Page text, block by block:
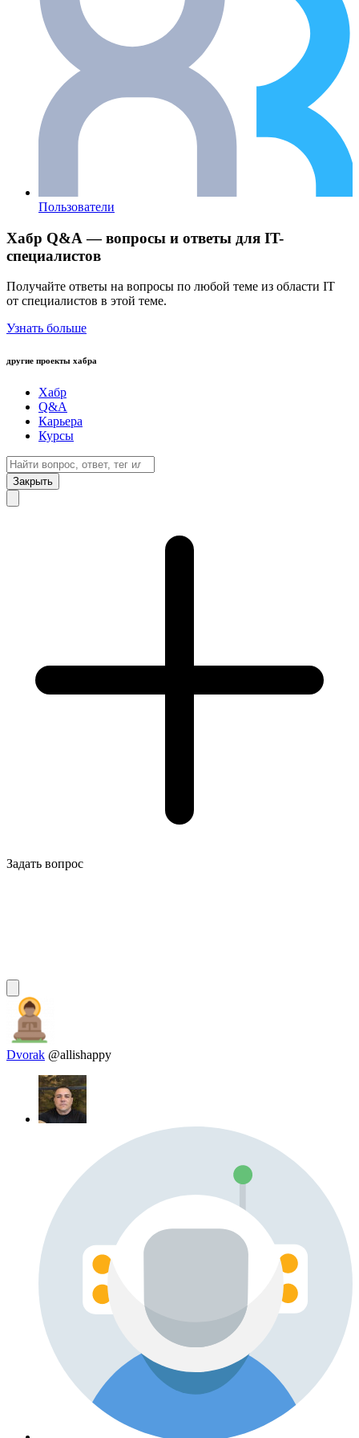
Пользователи
Хабр Q&A — вопросы и ответы для IT-
специалистов
Получайте ответы на вопросы по любой теме из области IT
от специалистов в этой теме.
Узнать больше
другие проекты хабра
Хабр
Q&A
Карьера
Курсы
Закрыть
Задать вопрос
Dvorak @allishappy